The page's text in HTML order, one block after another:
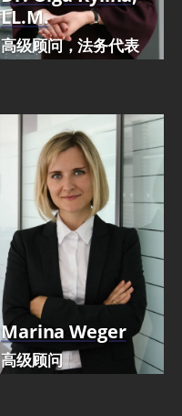
LL.M.
高级顾问，法务代表
Marina Weger
高级顾问